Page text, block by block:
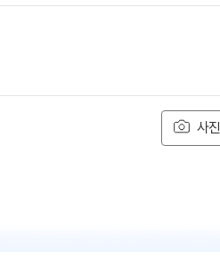
사진